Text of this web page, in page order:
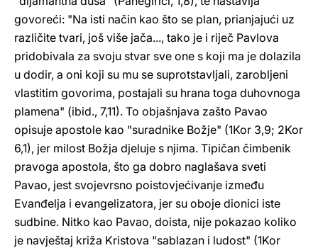
govoreći: "Na isti način kao što se plan, prianjajući uz
različite tvari, još više jača..., tako je i riječ Pavlova
pridobivala za svoju stvar sve one s koji ma je dolazila
u dodir, a oni koji su mu se suprotstavljali, zarobljeni
vlastitim govorima, postajali su hrana toga duhovnoga
plamena" (ibid., 7,11). To objašnjava zašto Pavao
opisuje apostole kao "suradnike Božje" (1Kor 3,9; 2Kor
6,1), jer milost Božja djeluje s njima. Tipičan čimbenik
pravoga apostola, što ga dobro naglašava sveti
Pavao, jest svojevrsno poistovjećivanje između
Evanđelja i evangelizatora, jer su oboje dionici iste
sudbine. Nitko kao Pavao, doista, nije pokazao koliko
je navještaj križa Kristova "sablazan i ludost" (1Kor